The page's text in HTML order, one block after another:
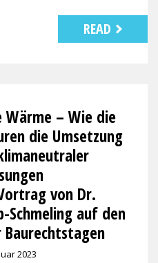
READ
Wärme – Wie die
die Umsetzung
von Dr.
Schmeling auf den
2023